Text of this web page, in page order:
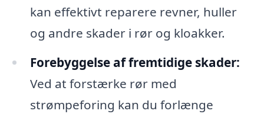
kan effektivt reparere revner, huller
og andre skader i rør og kloakker.
Forebyggelse af fremtidige skader:
Ved at forstærke rør med
strømpeforing kan du forlænge